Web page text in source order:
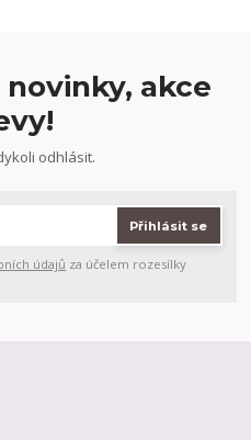
akce
odhlásit.
Přihlásit se
údajů za účelem rozesílky